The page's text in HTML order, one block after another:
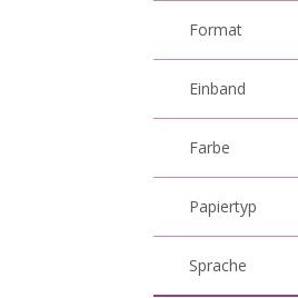
Format
Einband
Farbe
Papiertyp
Sprache